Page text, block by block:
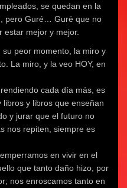
se quedan en la
pero Guré… Gurē que no
estar mejor y mejor.
peor momento, la miro y
La miro, y la veo HOY, en
cada día más, es
libros y libros que enseñan
y jurar que el futuro no
nos repiten, siempre es
en vivir en el
que tanto daño hizo, por
nos enroscamos tanto en